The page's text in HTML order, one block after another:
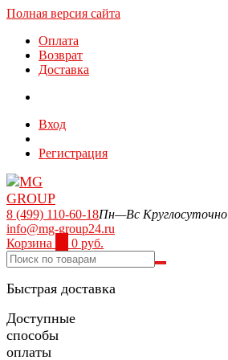
Полная версия сайта
Оплата
Возврат
Доставка
Вход
Регистрация
8 (499) 110-60-18Пн—Вс Круглосуточно
info@mg-group24.ru
Корзина
0 руб.
Быстрая доставка
Доступные
способы
оплаты